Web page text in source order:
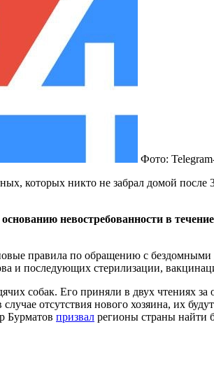
Фото:
которых никто не забрал домой
невостребованности в
правила по обращению с
и последующих стерилизации,
собак. Его приняли в двух чтениях за
отсутствия нового хозяина, их
Бурматов призвал регионы страны найти